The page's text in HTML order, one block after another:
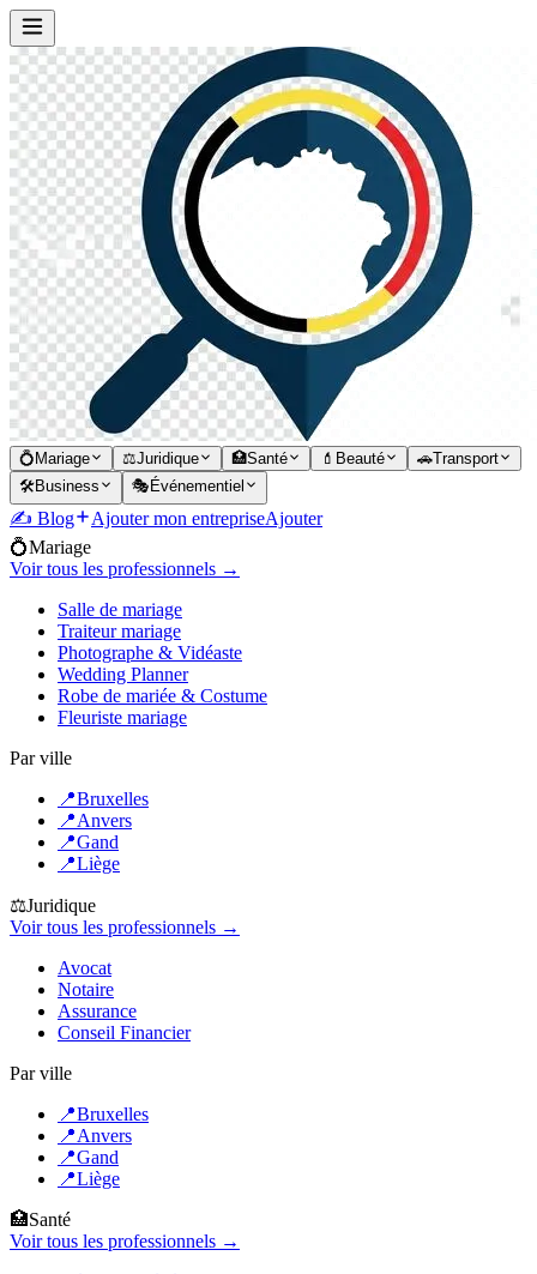
💍 Mariage ⚖️Juridique 🏥Santé 💄 Beauté 🚗Transport
🛠️Business 🎭 Événementiel
✍️ Blog Ajouter mon entrepriseAjouter
💍Mariage
Voir tous les professionnels →
Salle de mariage
Traiteur mariage
Photographe & Vidéaste
Wedding Planner
Robe de mariée & Costume
Fleuriste mariage
Par ville
📍Bruxelles
📍Anvers
📍Gand
📍Liège
⚖️Juridique
Voir tous les professionnels →
Avocat
Notaire
Assurance
Conseil Financier
Par ville
📍Bruxelles
📍Anvers
📍Gand
📍Liège
🏥Santé
Voir tous les professionnels →